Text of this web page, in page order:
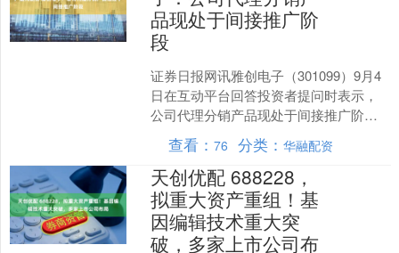
品现处于间接推广阶
段
证券日报网讯雅创电子（301099）9月4
日在互动平台回答投资者提问时表示，
公司代理分销产品现处于间接推广阶
段。....
查看：76 分类：华融配资
天创优配 688228，
拟重大资产重组！基
因编辑技术重大突
破，多家上市公司布